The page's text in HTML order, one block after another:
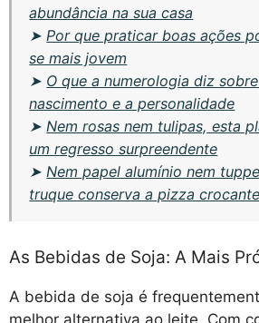
abundância na sua casa
➤ Por que praticar boas ações
se mais jovem
➤ O que a numerologia diz
nascimento e a personalidade
➤ Nem rosas nem tulipas, esta
um regresso surpreendente
➤ Nem papel alumínio nem
truque conserva a pizza crocante
As Bebidas de Soja: A Mais
A bebida de soja é